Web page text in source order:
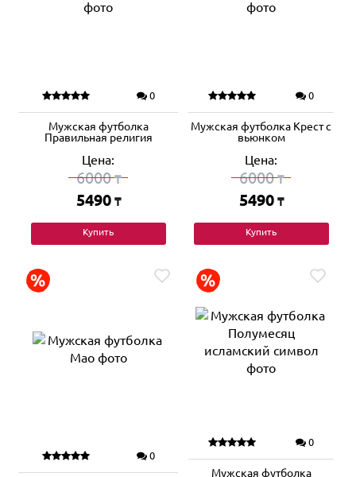
0
Мужская футболка
Правильная религия
Цена:
6000₸
5490 ₸
Купить
0
Мужская футболка Крест с
вьюнком
Цена:
6000₸
5490 ₸
Купить
0
0
Мужская футболка